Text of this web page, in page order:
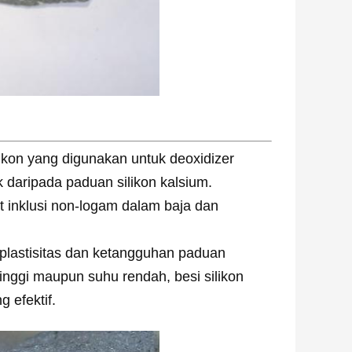
yang digunakan untuk deoxidizer
paduan silikon kalsium.
non-logam dalam baja dan
dan ketangguhan paduan
maupun suhu rendah, besi silikon
efektif.